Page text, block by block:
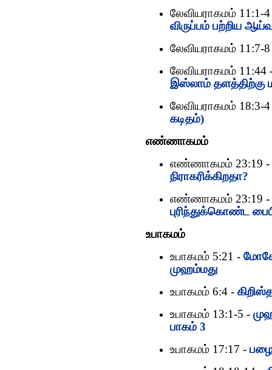
லேவியராகமம் 11:1-
விருப்பம் பற்றிய
லேவியராகமம் 11:7-
லேவியராகமம் 11:44
இஸ்லாம் தளத்திற்கு
லேவியராகமம் 18:3-
கடிதம்)
எண்ணாகமம்
எண்ணாகமம் 23:19 -
நிராகரிக்கிறதா?
எண்ணாகமம் 23:19 -
புரிந்துக்கொண்ட
உபாகமம்
உபாகமம் 5:21 -
முஹம்மது
உபாகமம் 6:4 -
உபாகமம் 13:1-5 -
பாகம் 3
உபாகமம் 17:17 -